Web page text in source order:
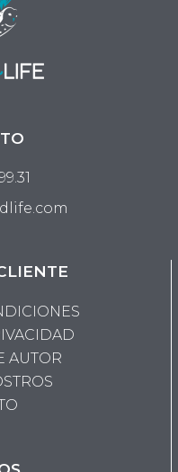
AUTOR